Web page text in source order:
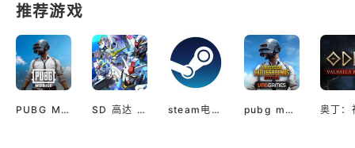
推荐游戏
PUBG M(国际服绝地求生) SD 高达 G世代 永恒（国际服） steam电脑版下载 pubg mobile最新版本